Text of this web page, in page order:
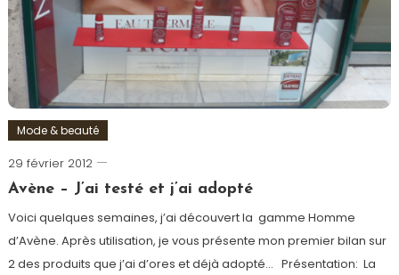
douche
homme
hydratant
occitane
provence,
parfum,
provence,
solaires
Mode & beauté
29 février 2012
Romain-
Paris
Avène – J’ai testé et j’ai adopté
Voici quelques semaines, j’ai découvert la gamme Homme
d’Avène. Après utilisation, je vous présente mon premier bilan sur
2 des produits que j’ai d’ores et déjà adopté… Présentation: La